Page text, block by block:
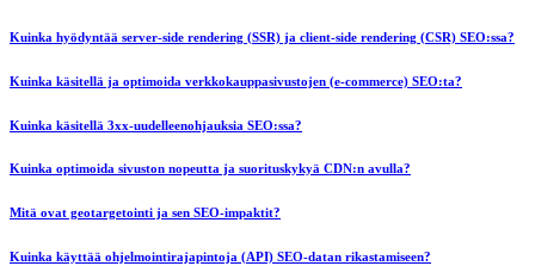
Kuinka hyödyntää server-side rendering (SSR) ja client-side rendering (CSR) SEO:ssa?
Kuinka käsitellä ja optimoida verkkokauppasivustojen (e-commerce) SEO:ta?
Kuinka käsitellä 3xx-uudelleenohjauksia SEO:ssa?
Kuinka optimoida sivuston nopeutta ja suorituskykyä CDN:n avulla?
Mitä ovat geotargetointi ja sen SEO-impaktit?
Kuinka käyttää ohjelmointirajapintoja (API) SEO-datan rikastamiseen?